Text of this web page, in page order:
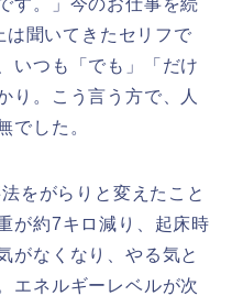
聞いてきたセリフで
いつも「でも」「だけ
り。こう言う方で、人
でした。
をがらりと変えたこと
が約7キロ減り、起床時
がなくなり、やる気と
エネルギーレベルが次